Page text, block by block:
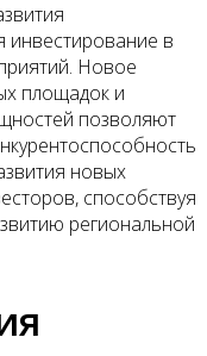
инвестирование в
Новое
площадок и
позволяют
новых
способствуя
региональной